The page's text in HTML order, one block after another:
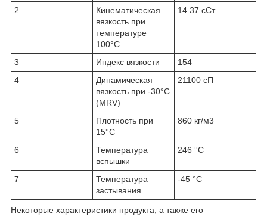
2
Кинематическая
вязкость при
температуре
100°C
14.37 сСт
3 Индекс вязкости
154
4
Динамическая
вязкость при -30°C
(MRV)
21100 сП
5
Плотность при
15°C
860 кг/м3
6
Температура
вспышки
246 °C
7
Температура
застывания
-45 °C
Некоторые характеристики продукта, а также его